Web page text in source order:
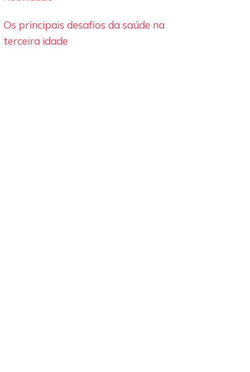
Os principais desafios da saúde na
terceira idade